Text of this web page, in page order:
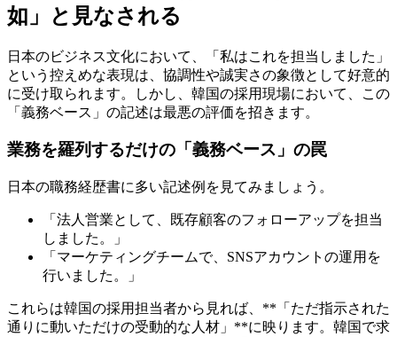
如」と見なされる
日本のビジネス文化において、「私はこれを担当しました」
という控えめな表現は、協調性や誠実さの象徴として好意的
に受け取られます。しかし、韓国の採用現場において、この
「義務ベース」の記述は最悪の評価を招きます。
業務を羅列するだけの「義務ベース」の罠
日本の職務経歴書に多い記述例を見てみましょう。
「法人営業として、既存顧客のフォローアップを担当
しました。」
「マーケティングチームで、SNSアカウントの運用を
行いました。」
これらは韓国の採用担当者から見れば、**「ただ指示された
通りに動いただけの受動的な人材」**に映ります。韓国で求